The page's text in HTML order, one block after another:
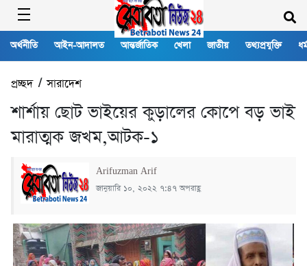
অর্থনীতি আইন-আদালত আন্তর্জাতিক খেলা জাতীয় তথ্যপ্রযুক্তি
প্রচ্ছদ/সারাদেশ
শার্শায় ছোট ভাইয়ের কুড়ালের কোপে বড় ভাই
মারাত্মক জখম,আটক-১
Arifuzman Arif
জানুয়ারি ১০, ২০২২ ৭:৪৭ অপরাহ্ণ